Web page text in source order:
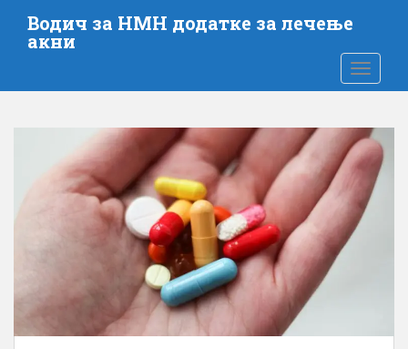
и
Водич за НМН додатке за лечење
акни